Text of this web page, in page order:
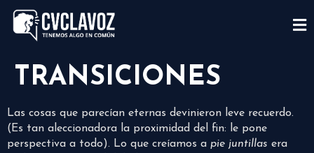
TRANSICIONES
Las cosas que parecían eternas devinieron leve recuerdo.
(Es tan aleccionadora la proximidad del fin: le pone
perspectiva a todo). Lo que creíamos a pie juntillas era